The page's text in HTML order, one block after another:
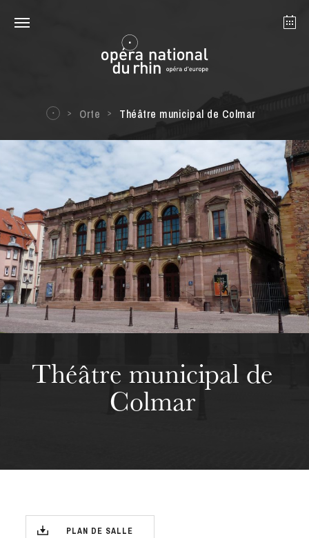
Straßburg
Dienstag 18 Aug. 2026
Orte Théâtre municipal de Colmar
Théâtre municipal de
Colmar
PLAN DE SALLE